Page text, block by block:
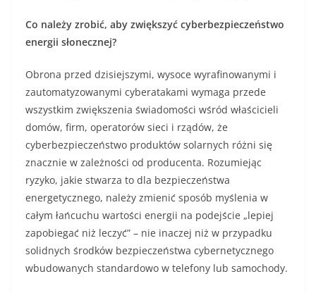
Co należy zrobić, aby zwiększyć cyberbezpieczeństwo
energii słonecznej?
Obrona przed dzisiejszymi, wysoce wyrafinowanymi i
zautomatyzowanymi cyberatakami wymaga przede
wszystkim zwiększenia świadomości wśród właścicieli
domów, firm, operatorów sieci i rządów, że
cyberbezpieczeństwo produktów solarnych różni się
znacznie w zależności od producenta. Rozumiejąc
ryzyko, jakie stwarza to dla bezpieczeństwa
energetycznego, należy zmienić sposób myślenia w
całym łańcuchu wartości energii na podejście „lepiej
zapobiegać niż leczyć” – nie inaczej niż w przypadku
solidnych środków bezpieczeństwa cybernetycznego
wbudowanych standardowo w telefony lub samochody.